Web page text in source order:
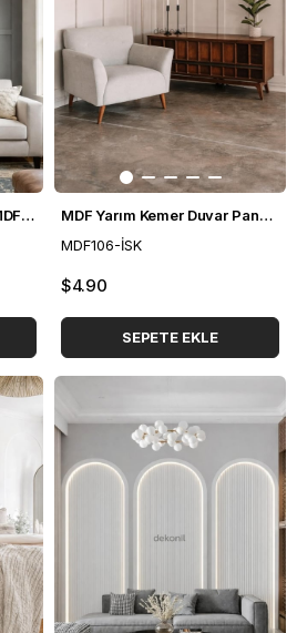
İskandinav Duvar Çıtası MDF 10*100 cm MDF Yarım Kemer Duvar Paneli 54*104 cm
MDF106-İSK
$4.90
SEPETE EKLE